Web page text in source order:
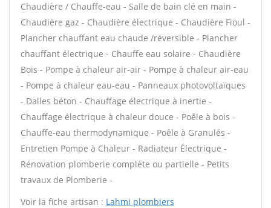
Chaudière / Chauffe-eau - Salle de bain clé en main -
Chaudière gaz - Chaudière électrique - Chaudière Fioul -
Plancher chauffant eau chaude /réversible - Plancher
chauffant électrique - Chauffe eau solaire - Chaudière
Bois - Pompe à chaleur air-air - Pompe à chaleur air-eau
- Pompe à chaleur eau-eau - Panneaux photovoltaïques
- Dalles béton - Chauffage électrique à inertie -
Chauffage électrique à chaleur douce - Poêle à bois -
Chauffe-eau thermodynamique - Poêle à Granulés -
Entretien Pompe à Chaleur - Radiateur Électrique -
Rénovation plomberie complète ou partielle - Petits
travaux de Plomberie -
Voir la fiche artisan : Lahmi plombiers